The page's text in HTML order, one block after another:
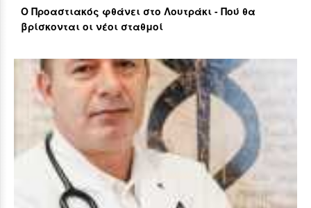
Ο Προαστιακός φθάνει στο Λουτράκι - Πού θα
βρίσκονται οι νέοι σταθμοί